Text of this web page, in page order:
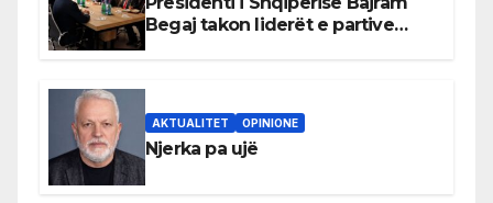
Begaj takon liderët e partive
AKTUALITET OPINIONE
Njerka pa ujë